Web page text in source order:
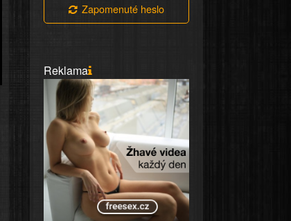
Zapomenuté heslo
Reklama